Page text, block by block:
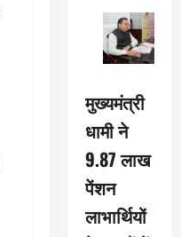
मुख्यमंत्री
धामी ने
9.87 लाख
पेंशन
लाभार्थियों